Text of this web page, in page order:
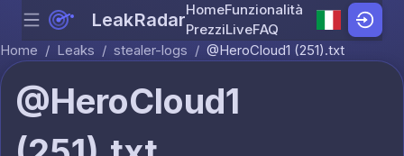
Skip to content
Menu LeakRadarHomeFunzionalità
PrezziLiveFAQ
Home / Leaks / stealer-logs / @HeroCloud1 (251).txt
@HeroCloud1